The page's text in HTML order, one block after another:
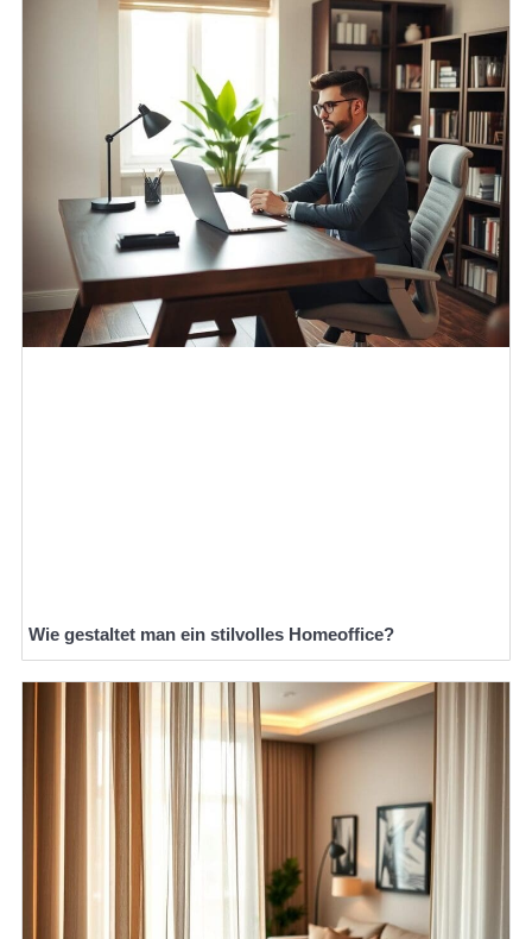
Wie gestaltet man ein stilvolles Homeoffice?